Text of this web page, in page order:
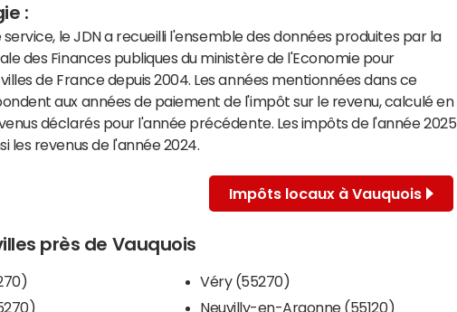
:
service, le JDN a recueilli l'ensemble des données produites par la
des Finances publiques du ministère de l'Economie pour
de France depuis 2004. Les années mentionnées dans ce
aux années de paiement de l'impôt sur le revenu, calculé en
déclarés pour l'année précédente. Les impôts de l'année 2025
les revenus de l'année 2024.
Impôts locaux à Vauquois
près de Vauquois
Véry (55270)
Neuvilly-en-Argonne (55120)